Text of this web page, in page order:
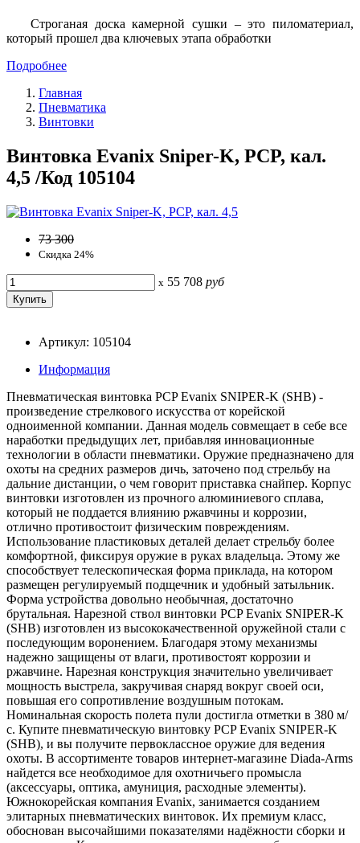
Строганая доска камерной сушки – это пиломатериал,
который прошел два ключевых этапа обработки
Подробнее
Главная
Пневматика
Винтовки
Винтовка Evanix Sniper-K, PCP, кал.
4,5 /Код 105104
73 300
Скидка 24%
x 55 708 руб
Артикул: 105104
Информация
Пневматическая винтовка PCP Evanix SNIPER-K (SHB) -
произведение стрелкового искусства от корейской
одноименной компании. Данная модель совмещает в себе все
наработки предыдущих лет, прибавляя инновационные
технологии в области пневматики. Оружие предназначено для
охоты на средних размеров дичь, заточено под стрельбу на
дальние дистанции, о чем говорит приставка снайпер. Корпус
винтовки изготовлен из прочного алюминиевого сплава,
который не поддается влиянию ржавчины и коррозии,
отлично противостоит физическим повреждениям.
Использование пластиковых деталей делает стрельбу более
комфортной, фиксируя оружие в руках владельца. Этому же
способствует телескопическая форма приклада, на котором
размещен регулируемый подщечник и удобный затыльник.
Форма устройства довольно необычная, достаточно
брутальная. Нарезной ствол винтовки PCP Evanix SNIPER-K
(SHB) изготовлен из высококачественной оружейной стали с
последующим воронением. Благодаря этому механизмы
надежно защищены от влаги, противостоят коррозии и
ржавчине. Нарезная конструкция значительно увеличивает
мощность выстрела, закручивая снаряд вокруг своей оси,
повышая его сопротивление воздушным потокам.
Номинальная скорость полета пули достигла отметки в 380 м/
с. Купите пневматическую винтовку PCP Evanix SNIPER-K
(SHB), и вы получите первоклассное оружие для ведения
охоты. В ассортименте товаров интернет-магазине Diada-Arms
найдется все необходимое для охотничьего промысла
(аксессуары, оптика, амуниция, расходные элементы).
Южнокорейская компания Evanix, занимается созданием
элитарных пневматических винтовок. Их премиум класс,
обоснован высочайшими показателями надёжности сборки и